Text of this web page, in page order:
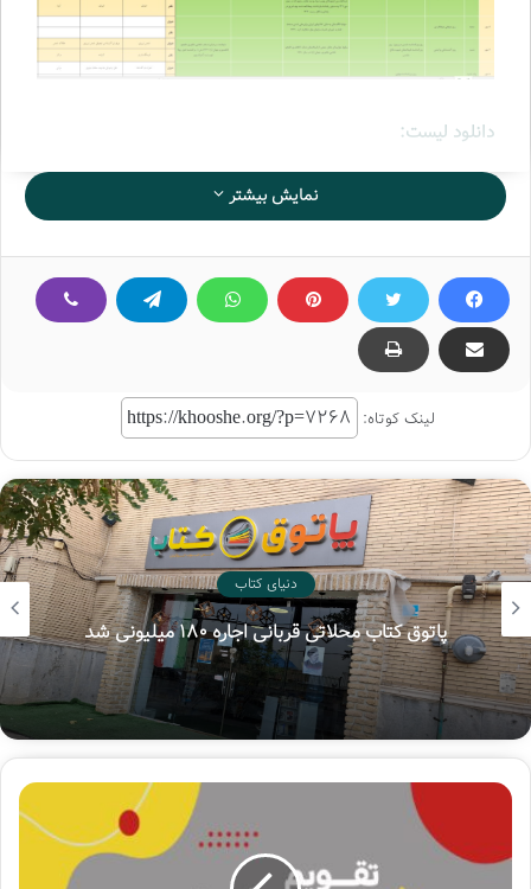
دانلود لیست:
نمایش بیشتر
لینک کوتاه:
دنیای کتاب
پاتوق کتاب محلاتی قربانی اجاره ۱۸۰ میلیونی شد